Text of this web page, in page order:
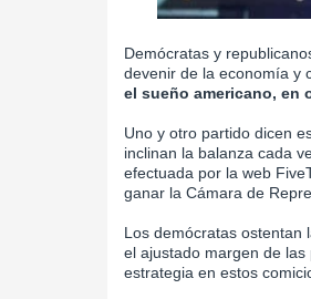
Demócratas y
devenir de la economía y
el sueño americano, en
Uno y otro partido dicen
inclinan la balanza cada
efectuada por la web
ganar la Cámara de
Los demócratas ostentan
el ajustado margen de
estrategia en estos